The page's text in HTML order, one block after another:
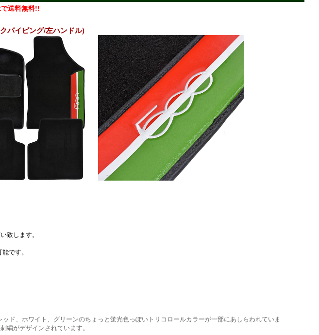
送料無料!!
パイピング/左ハンドル)
致します。
です。
ド、ホワイト、グリーンのちょっと蛍光色っぽいトリコロールカラーが一部にあしらわれていま
繍がデザインされています。